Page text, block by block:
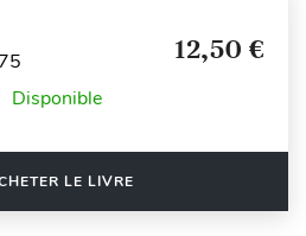
12,50 €
Disponible
LE LIVRE